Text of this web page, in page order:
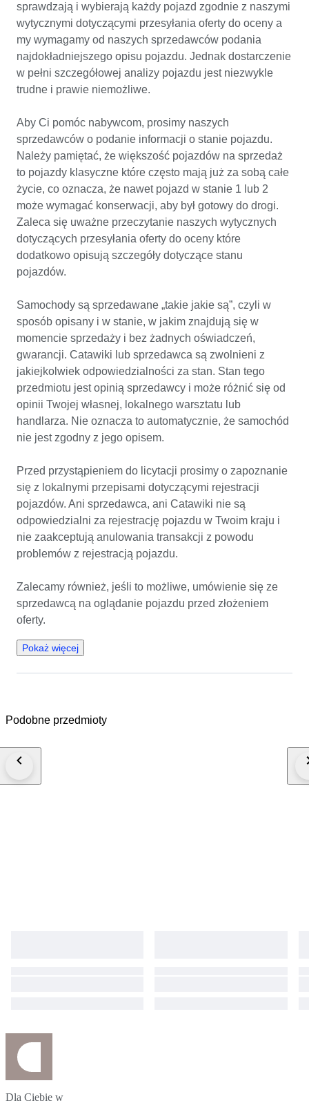
sprawdzają i wybierają każdy pojazd zgodnie z naszymi
wytycznymi dotyczącymi przesyłania oferty do oceny a
my wymagamy od naszych sprzedawców podania
najdokładniejszego opisu pojazdu. Jednak dostarczenie
w pełni szczegółowej analizy pojazdu jest niezwykle
trudne i prawie niemożliwe.
Aby Ci pomóc nabywcom, prosimy naszych
sprzedawców o podanie informacji o stanie pojazdu.
Należy pamiętać, że większość pojazdów na sprzedaż
to pojazdy klasyczne które często mają już za sobą całe
życie, co oznacza, że nawet pojazd w stanie 1 lub 2
może wymagać konserwacji, aby był gotowy do drogi.
Zaleca się uważne przeczytanie naszych wytycznych
dotyczących przesyłania oferty do oceny które
dodatkowo opisują szczegóły dotyczące stanu
pojazdów.
Samochody są sprzedawane „takie jakie są”, czyli w
sposób opisany i w stanie, w jakim znajdują się w
momencie sprzedaży i bez żadnych oświadczeń,
gwarancji. Catawiki lub sprzedawca są zwolnieni z
jakiejkolwiek odpowiedzialności za stan. Stan tego
przedmiotu jest opinią sprzedawcy i może różnić się od
opinii Twojej własnej, lokalnego warsztatu lub
handlarza. Nie oznacza to automatycznie, że samochód
nie jest zgodny z jego opisem.
Przed przystąpieniem do licytacji prosimy o zapoznanie
się z lokalnymi przepisami dotyczącymi rejestracji
pojazdów. Ani sprzedawca, ani Catawiki nie są
odpowiedzialni za rejestrację pojazdu w Twoim kraju i
nie zaakceptują anulowania transakcji z powodu
problemów z rejestracją pojazdu.
Zalecamy również, jeśli to możliwe, umówienie się ze
sprzedawcą na oglądanie pojazdu przed złożeniem
oferty.
Pokaż więcej
Podobne przedmioty
Dla Ciebie w